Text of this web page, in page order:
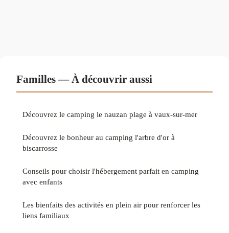
Familles — À découvrir aussi
Découvrez le camping le nauzan plage à vaux-sur-mer
Découvrez le bonheur au camping l'arbre d'or à
biscarrosse
Conseils pour choisir l'hébergement parfait en camping
avec enfants
Les bienfaits des activités en plein air pour renforcer les
liens familiaux